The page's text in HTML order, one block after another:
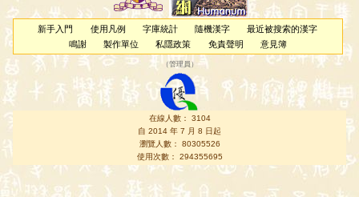
新手入門 使用凡例 字庫統計 隨機漢字
最近被搜索的漢字
鳴謝
製作單位 私隱政策 免責聲明 意見簿
（管理員 ）
在線人數： 3104
自 2014 年 7 月 8 日起
瀏覽人數： 80305526
使用次數： 294355695